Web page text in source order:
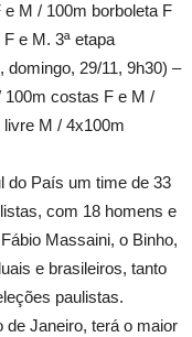
M / 100m borboleta F
e M. 3ª etapa
domingo, 29/11, 9h30) –
100m costas F e M /
M / 4x100m
do País um time de 33
com 18 homens e
Massaini, o Binho,
e brasileiros, tanto
paulistas.
de Janeiro, terá o maior